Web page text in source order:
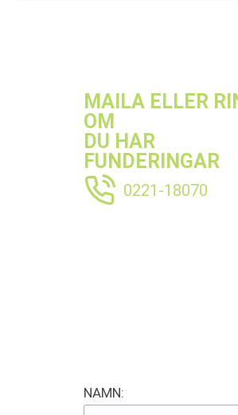
MAILA ELLER
OM
DU HAR
FUNDERINGAR
0221-18070
NAMN: